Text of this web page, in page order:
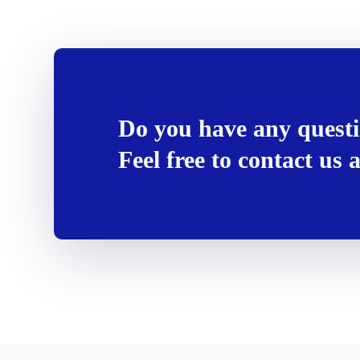
Do you have any
Feel free to contact us